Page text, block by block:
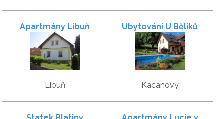
Apartmány Libuň
Libuň
Ubytování U Bělíků
Kacanovy